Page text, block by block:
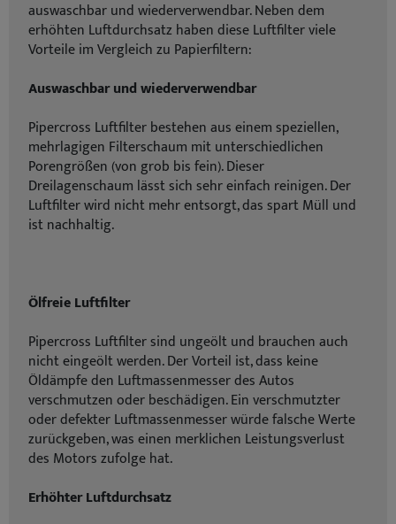
auswaschbar und wiederverwendbar. Neben dem
erhöhten Luftdurchsatz haben diese Luftfilter viele
Vorteile im Vergleich zu Papierfiltern:
Auswaschbar und wiederverwendbar
Pipercross Luftfilter bestehen aus einem speziellen,
mehrlagigen Filterschaum mit unterschiedlichen
Porengrößen (von grob bis fein). Dieser
Dreilagenschaum lässt sich sehr einfach reinigen. Der
Luftfilter wird nicht mehr entsorgt, das spart Müll und
ist nachhaltig.
Ölfreie Luftfilter
Pipercross Luftfilter sind ungeölt und brauchen auch
nicht eingeölt werden. Der Vorteil ist, dass keine
Öldämpfe den Luftmassenmesser des Autos
verschmutzen oder beschädigen. Ein verschmutzter
oder defekter Luftmassenmesser würde falsche Werte
zurückgeben, was einen merklichen Leistungsverlust
des Motors zufolge hat.
Erhöhter Luftdurchsatz